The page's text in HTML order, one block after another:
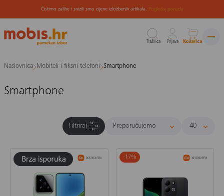
na
Čistimo zalihe i snizili smo cijene izložbenih artikala. Pogledaj ponudu
Tražilica Prijava Košarica
Naslovnica Mobiteli i fiksni telefoni Smartphone
Smartphone
Filtriraj
-17%